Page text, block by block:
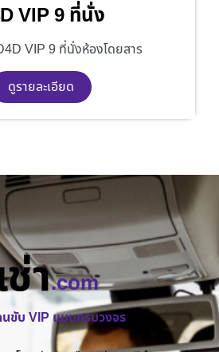
VIP 9 ที่นั่ง
VIP 9 ที่นั่งห้องโดยสาร
ดูรายละเอียด
า.com
ขับ VIP แบบครบวงจร